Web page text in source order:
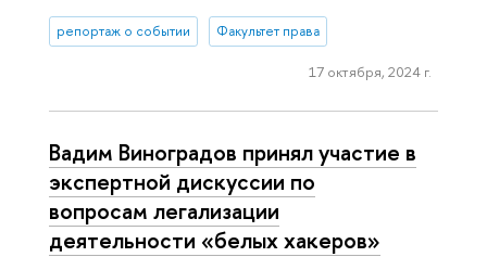
репортаж о событии Факультет права
17 октября, 2024 г.
Вадим Виноградов принял участие в
экспертной дискуссии по
вопросам легализации
деятельности «белых хакеров»